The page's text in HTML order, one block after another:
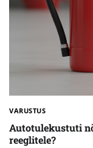
VARUSTUS
Autotulekustuti
reeglitele?